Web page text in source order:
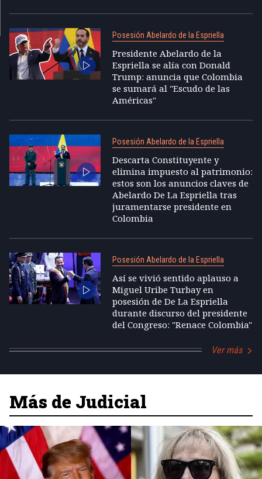
Posesión Abelardo de la Espriella
Presidente Abelardo de la
Espriella se alía con Donald
Trump: anuncia que Colombia
se sumará al "Escudo de las
Américas"
Posesión Abelardo de la Espriella
Descarta Constituyente y
elimina impuesto al patrimonio:
estos son los anuncios claves de
Abelardo De La Espriella tras
juramentarse presidente en
Colombia
Posesión Abelardo de la Espriella
Así se vivió sentido aplauso a
Miguel Uribe Turbay en
posesión de De La Espriella
durante discurso del presidente
del Congreso: "Renace Colombia"
Ver más
Más de Judicial